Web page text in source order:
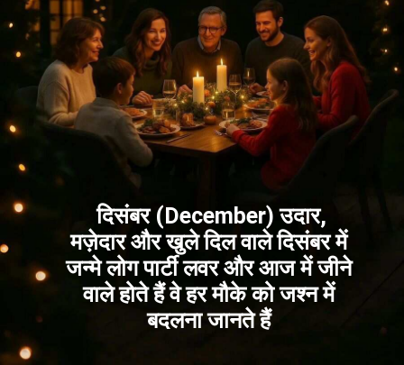
दिसंबर (December) उदार,
मज़ेदार और खुले दिल वाले दिसंबर में
जन्मे लोग पार्टी लवर और आज में जीने
वाले होते हैं वे हर मौके को जश्न में
बदलना जानते हैं